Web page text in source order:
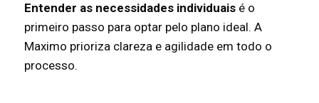
Entender as necessidades individuais é o
primeiro passo para optar pelo plano ideal. A
Maximo prioriza clareza e agilidade em todo o
processo.